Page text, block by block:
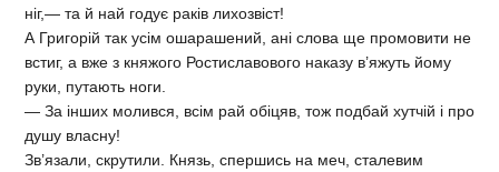
ніг,— та й най годує раків лихозвіст!
А Григорій так усім ошарашений, ані слова ще промовити не
встиг, а вже з княжого Ростиславового наказу в’яжуть йому
руки, путають ноги.
— За інших молився, всім рай обіцяв, тож подбай хутчій і про
душу власну!
Зв’язали, скрутили. Князь, спершись на меч, сталевим